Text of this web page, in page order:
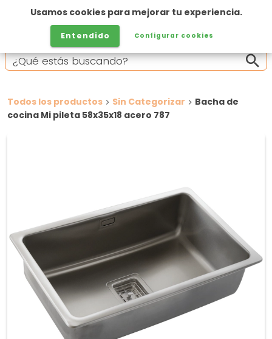
Todos los productos Sin Categorizar
Bacha de
cocina Mi pileta 58x35x18 acero 787
Usamos cookies para mejorar tu experiencia.
Entendido Configurar cookies